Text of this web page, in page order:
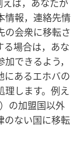
情報，連絡先情
の会衆に移転さ
る場合は，あな
できるよう，
にあるエホバの
します。例え
の加盟国以外
のない国に移転